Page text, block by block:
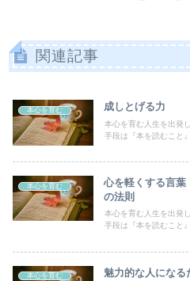
関連記事
本心を育む 成しとげる力
本心を育む人生を出発
手段は『本を読むこと』
本心を育む
心を軽くする言
の法則
本心を育む人生を出発
手段は『本を読むこと
本心を育む 魅力的な人になる